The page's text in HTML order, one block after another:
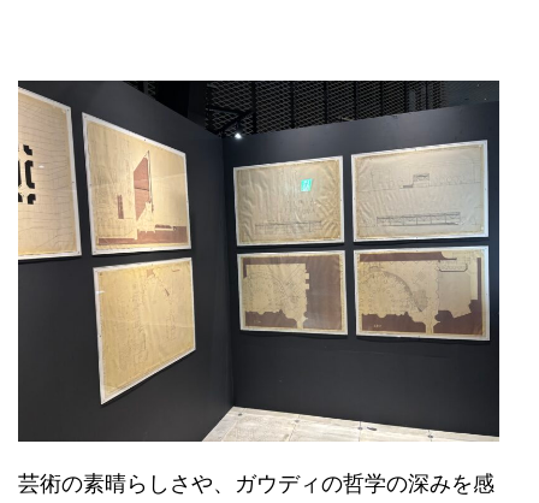
芸術の素晴らしさや、ガウディの哲学の深みを感